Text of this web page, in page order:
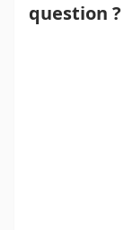
question ?